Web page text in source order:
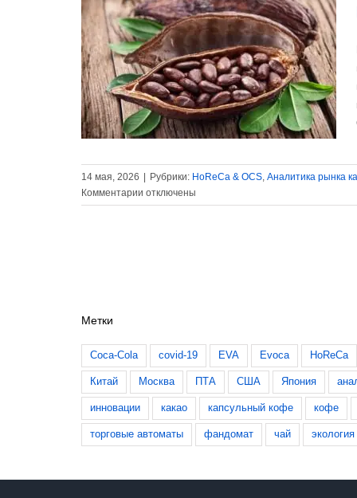
14 мая, 2026 Рубрики: HoReCa & OCS, Аналитика рынка
Комментарии к
записи
растут
отключены
Метки
Coca-Cola covid-19 EVA Evoca HoReCa
Китай Москва ПТА США Япония
инновации какао капсульный кофе кофе
торговые автоматы фандомат чай экология